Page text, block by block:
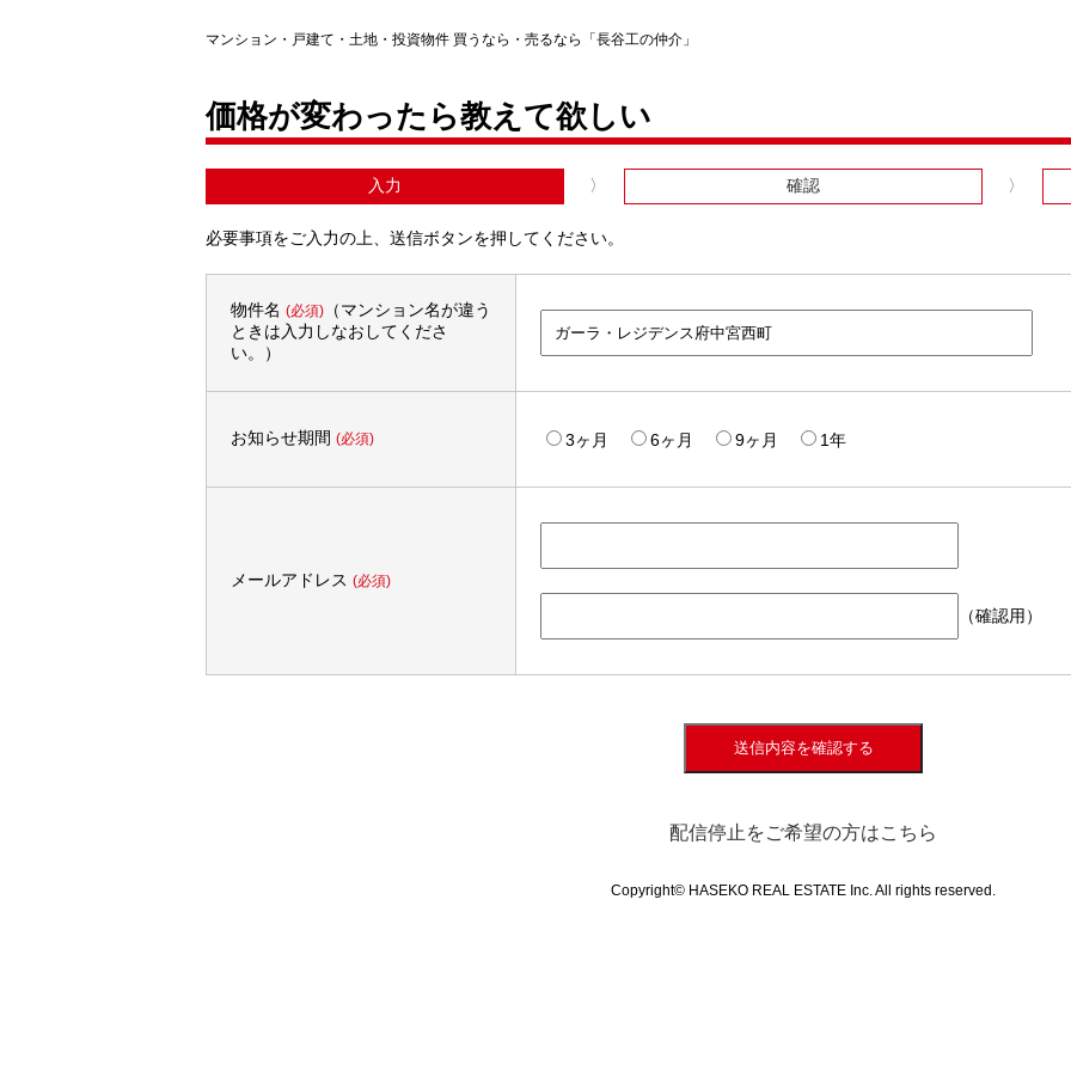
マンション・戸建て・土地・投資物件 買うなら・売るなら「長谷工の仲介」
価格が変わったら教えて欲しい
入力 確認
必要事項をご入力の上、送信ボタンを押してください。
物件名 (必須)（マンション名が違う
ときは入力しなおしてくださ
い。）
お知らせ期間 (必須) 3ヶ月 6ヶ月 9ヶ月 1年
メールアドレス (必須)
（確認用）
送信内容を確認する
配信停止をご希望の方はこちら
Copyright© HASEKO REAL ESTATE Inc. All rights reserved.